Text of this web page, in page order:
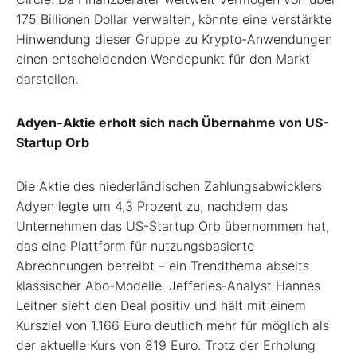
175 Billionen Dollar verwalten, könnte eine verstärkte
Hinwendung dieser Gruppe zu Krypto-Anwendungen
einen entscheidenden Wendepunkt für den Markt
darstellen.
Adyen-Aktie erholt sich nach Übernahme von US-
Startup Orb
Die Aktie des niederländischen Zahlungsabwicklers
Adyen legte um 4,3 Prozent zu, nachdem das
Unternehmen das US-Startup Orb übernommen hat,
das eine Plattform für nutzungsbasierte
Abrechnungen betreibt – ein Trendthema abseits
klassischer Abo-Modelle. Jefferies-Analyst Hannes
Leitner sieht den Deal positiv und hält mit einem
Kursziel von 1.166 Euro deutlich mehr für möglich als
der aktuelle Kurs von 819 Euro. Trotz der Erholung